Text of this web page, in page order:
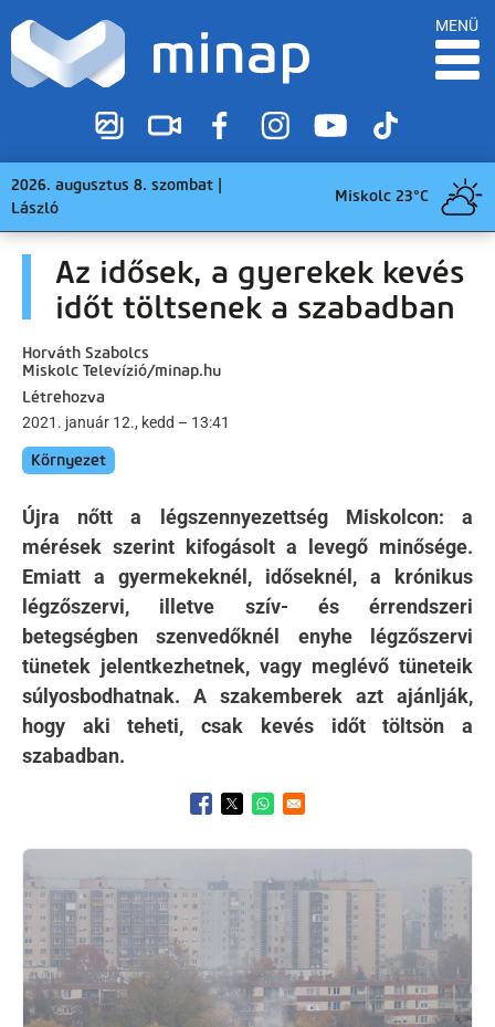
MENÜ
2026. augusztus 8. szombat |
László
Miskolc 23°C
Az idősek, a gyerekek kevés
időt töltsenek a szabadban
Horváth Szabolcs
Miskolc Televízió/minap.hu
Létrehozva
2021. január 12., kedd – 13:41
Környezet
Újra nőtt a légszennyezettség Miskolcon: a
mérések szerint kifogásolt a levegő minősége.
Emiatt a gyermekeknél, időseknél, a krónikus
légzőszervi, illetve szív- és érrendszeri
betegségben szenvedőknél enyhe légzőszervi
tünetek jelentkezhetnek, vagy meglévő tüneteik
súlyosbodhatnak. A szakemberek azt ajánlják,
hogy aki teheti, csak kevés időt töltsön a
szabadban.
Opens in a new window
Opens in a new window
Opens in a new window
Kép